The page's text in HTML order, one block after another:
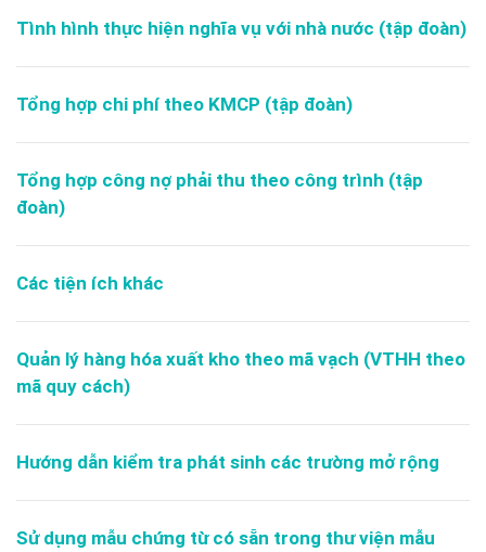
Tình hình thực hiện nghĩa vụ với nhà nước (tập đoàn)
Tổng hợp chi phí theo KMCP (tập đoàn)
Tổng hợp công nợ phải thu theo công trình (tập
đoàn)
Các tiện ích khác
Quản lý hàng hóa xuất kho theo mã vạch (VTHH theo
mã quy cách)
Hướng dẫn kiểm tra phát sinh các trường mở rộng
Sử dụng mẫu chứng từ có sẵn trong thư viện mẫu